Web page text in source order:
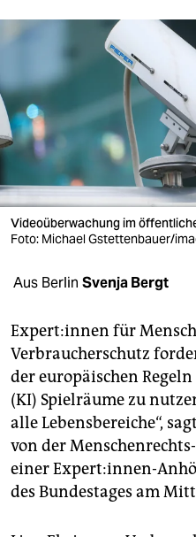
berlin
nord
wahrheit
verlag
verlag
veranstaltungen
fragen & hilfe
unterstützen
abo
genossenschaft
epaper login
Videoüberwachung im
Foto: Michael Gstettenbauer/
Aus Berlin Svenja Bergt
Ex­per­t:in­nen für
Verbraucherschutz
der europäischen
(KI) Spielräume zu
alle Lebensbereiche“,
von der
einer Expert:innen-
des Bundestages am